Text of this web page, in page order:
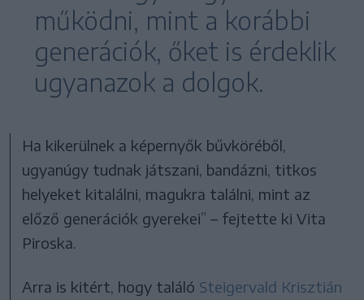
működni, mint a korábbi
generációk, őket is érdeklik
ugyanazok a dolgok.
Ha kikerülnek a képernyők bűvköréből,
ugyanúgy tudnak játszani, bandázni, titkos
helyeket kitalálni, magukra találni, mint az
előző generációk gyerekei” – fejtette ki Vita
Piroska.
Arra is kitért, hogy találó Steigervald Krisztián